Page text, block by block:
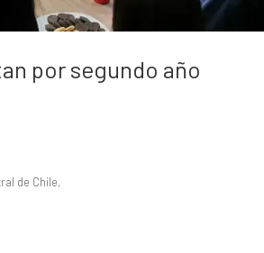
por segundo año
de Chile,